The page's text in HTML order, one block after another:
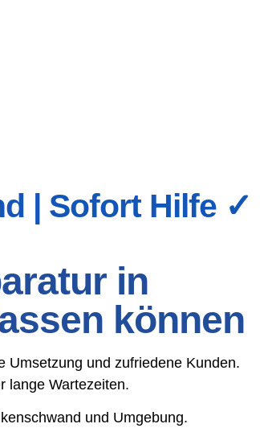
| Sofort Hilfe ✓
in
können
Umsetzung und zufriedene Kunden.
lange Wartezeiten.
und Umgebung.